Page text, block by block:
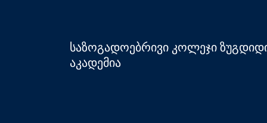
საზოგადოებრივი კოლეჯი
აკადემია